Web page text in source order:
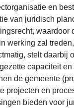
en
van juridisch
waardoor
werking zal
stelt daarbij
capaciteit
de gemeente
projecten en
bieden voor